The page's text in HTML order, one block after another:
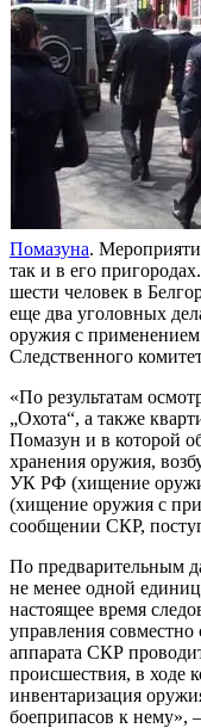
Помазуна.
так и в его
шести человек в
еще два уголовных
оружия с
Следственного
«По результатам
„Охота“, а также
Помазун и в которой
хранения оружия,
УК РФ (хищение
(хищение оружия с
сообщении СКР,
По предварительным
не менее одной
настоящее время
управления
аппарата СКР
происшествия, в ходе
инвентаризация
боеприпасов к нему»,